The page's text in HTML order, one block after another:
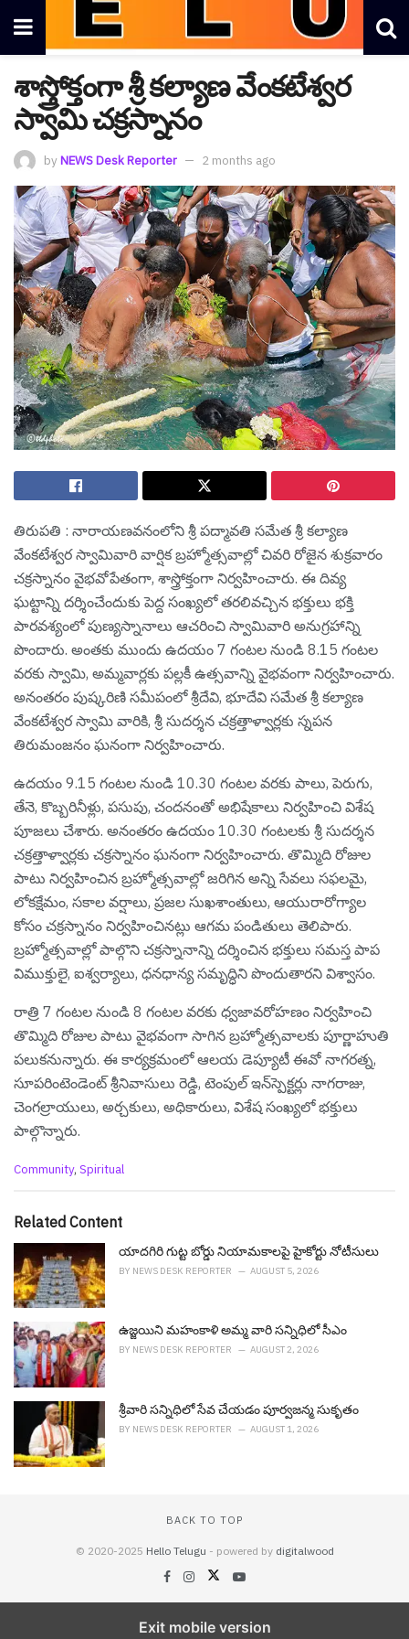
శాస్త్రోక్తంగా శ్రీ కల్యాణ వేంకటేశ్వర
స్వామి చక్రస్నానం
by NEWS Desk Reporter 2 months ago
తిరుప‌తి : నారాయణవనంలోని శ్రీ పద్మావతి సమేత శ్రీ కల్యాణ
వేంకటేశ్వర స్వామివారి వార్షిక బ్రహ్మోత్సవాల్లో చివరి రోజైన శుక్రవారం
చక్రస్నానం వైభవోపేతంగా, శాస్త్రోక్తంగా నిర్వహించారు. ఈ దివ్య
ఘట్టాన్ని దర్శించేందుకు పెద్ద సంఖ్యలో తరలివచ్చిన భక్తులు భక్తి
పారవశ్యంలో పుణ్యస్నానాలు ఆచరించి స్వామివారి అనుగ్రహాన్ని
పొందారు. అంతకు ముందు ఉదయం 7 గంటల నుండి 8.15 గంటల
వరకు స్వామి, అమ్మవార్లకు పల్లకీ ఉత్సవాన్ని వైభవంగా నిర్వహించారు.
అనంతరం పుష్కరిణి సమీపంలో శ్రీదేవి, భూదేవి సమేత శ్రీ కల్యాణ
వేంకటేశ్వర స్వామి వారికి, శ్రీ సుదర్శన చక్రత్తాళ్వార్లకు స్నపన
తిరుమంజనం ఘనంగా నిర్వహించారు.
ఉదయం 9.15 గంటల నుండి 10.30 గంటల వరకు పాలు, పెరుగు,
తేనె, కొబ్బరినీళ్లు, పసుపు, చందనంతో అభిషేకాలు నిర్వహించి విశేష
పూజలు చేశారు. అనంతరం ఉదయం 10.30 గంటలకు శ్రీ సుదర్శన
చక్రత్తాళ్వార్లకు చక్రస్నానం ఘనంగా నిర్వహించారు. తొమ్మిది రోజుల
పాటు నిర్వహించిన బ్రహ్మోత్సవాల్లో జరిగిన అన్ని సేవలు సఫలమై,
లోకక్షేమం, సకాల వర్షాలు, ప్రజల సుఖశాంతులు, ఆయురారోగ్యాల
కోసం చక్రస్నానం నిర్వహించినట్లు ఆగమ పండితులు తెలిపారు.
బ్రహ్మోత్సవాల్లో పాల్గొని చక్రస్నానాన్ని దర్శించిన భక్తులు సమస్త పాప
విముక్తులై, ఐశ్వర్యాలు, ధనధాన్య సమృద్ధిని పొందుతారని విశ్వాసం.
రాత్రి 7 గంటల నుండి 8 గంటల వరకు ధ్వజావరోహణం నిర్వహించి
తొమ్మిది రోజుల పాటు వైభవంగా సాగిన బ్రహ్మోత్సవాలకు పూర్ణాహుతి
పలుకనున్నారు. ఈ కార్యక్రమంలో ఆలయ డెప్యూటీ ఈవో నాగరత్న,
సూపరింటెండెంట్ శ్రీనివాసులు రెడ్డి, టెంపుల్ ఇన్‌స్పెక్టర్లు నాగరాజు,
చెంగల్రాయులు, అర్చకులు, అధికారులు, విశేష సంఖ్యలో భక్తులు
పాల్గొన్నారు.
C
e
r
i
e
:
Community, Spiritual
Related Content
యాదగిరి గుట్ట బోర్డు నియామ‌కాల‌పై హైకోర్టు నోటీసులు
BY NEWS DESK REPORTER AUGUST 5, 2026
ఉజ్జ‌యిని మ‌హంకాళి అమ్మ వారి స‌న్నిధిలో సీఎం
BY NEWS DESK REPORTER AUGUST 2, 2026
శ్రీవారి సన్నిధిలో సేవ చేయడం పూర్వజన్మ సుకృతం
BY NEWS DESK REPORTER AUGUST 1, 2026
BACK TO TOP
© 2020-2025 Hello Telugu - powered by digitalwood
Exit mobile version